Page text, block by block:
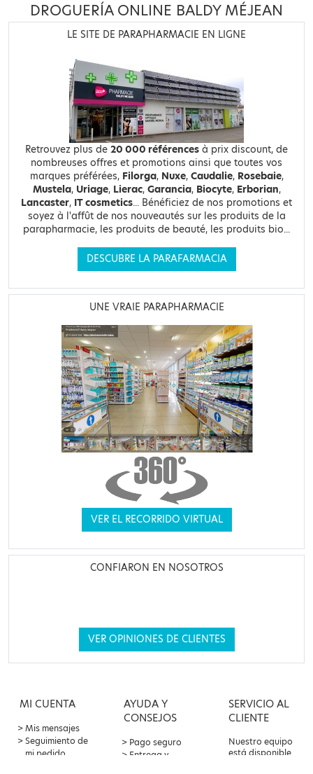
DROGUERÍA ONLINE BALDY MÉJEAN
LE SITE DE PARAPHARMACIE EN LIGNE
Retrouvez plus de 20 000 références à prix discount, de
nombreuses offres et promotions ainsi que toutes vos
marques préférées, Filorga, Nuxe, Caudalie, Rosebaie,
Mustela, Uriage, Lierac, Garancia, Biocyte, Erborian,
Lancaster, IT cosmetics... Bénéficiez de nos promotions et
soyez à l'affût de nos nouveautés sur les produits de la
parapharmacie, les produits de beauté, les produits bio...
DESCUBRE LA PARAFARMACIA
UNE VRAIE PARAPHARMACIE
VER EL RECORRIDO VIRTUAL
CONFIARON EN NOSOTROS
VER OPINIONES DE CLIENTES
MI CUENTA
Mis mensajes
Seguimiento de
mi pedido
AYUDA Y
CONSEJOS
Pago seguro
Entrega y
SERVICIO AL
CLIENTE
Nuestro equipo
está disponible